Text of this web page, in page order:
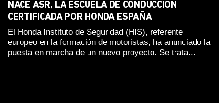
NACE ASR, LA ESCUELA DE CONDUCCIÓN
CERTIFICADA POR HONDA ESPAÑA
El Honda Instituto de Seguridad (HIS), referente
europeo en la formación de motoristas, ha anunciado la
puesta en marcha de un nuevo proyecto. Se trata...